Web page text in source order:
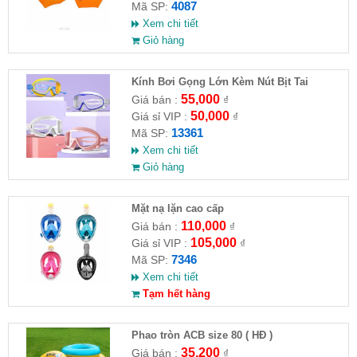
Mã SP: 4087
Xem chi tiết
Giỏ hàng
Kính Bơi Gọng Lớn Kèm Nút Bịt Tai
Giá bán : 55,000₫
Giá sỉ VIP : 50,000₫
Mã SP: 13361
Xem chi tiết
Giỏ hàng
Mặt nạ lặn cao cấp
Giá bán : 110,000₫
Giá sỉ VIP : 105,000₫
Mã SP: 7346
Xem chi tiết
Tạm hết hàng
Phao tròn ACB size 80 ( HĐ )
Giá bán : 35,200₫